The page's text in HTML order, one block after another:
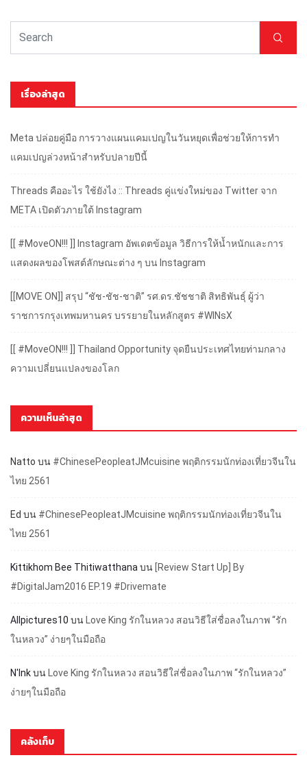
เรื่องล่าสุด
Meta ปล่อยคู่มือ การวางแผนแคมเปญในวันหยุดเพื่อช่วยให้การทำ
แคมเปญล่วงหน้าสำหรับปลายปีนี้
Threads คืออะไร ใช้ยังไง :: Threads คู่แข่งใหม่ของ Twitter จาก
META เปิดตัวภายใต้ Instagram
[[ #MoveON!!! ]] Instagram อัพเดตข้อมูล วิธีการให้น้ำหนักและการ
แสดงผลของโพสต์ลักษณะต่าง ๆ บน Instagram
[[MOVE ON]] สรุป “ชัช-ชัช-ชาติ” รศ.ดร.ชัชชาติ สิทธิพันธุ์ ผู้ว่า
ราชการกรุงเทพมหานคร บรรยายในหลักสูตร #WINsX
[[ #MoveON!!! ]] Thailand Opportunity จุดยืนประเทศไทยท่ามกลาง
ความเปลี่ยนแปลงของโลก
ความเห็นล่าสุด
Natto บน #ChinesePeopleatJMcuisine พฤติกรรมนักท่องเที่ยวจีนใน
ไทย 2561
Ed บน #ChinesePeopleatJMcuisine พฤติกรรมนักท่องเที่ยวจีนใน
ไทย 2561
Kittikhom Bee Thitiwatthana บน [Review Start Up] By
#DigitalJam2016 EP.19 #Drivemate
Allpictures10 บน
Love King รักในหลวง สอนวิธีใส่ชื่อลงในภาพ “รัก
ในหลวง” ง่ายๆในมือถือ
N'Inkบน
Love King รักในหลวง สอนวิธีใส่ชื่อลงในภาพ “รักในหลวง”
ง่ายๆในมือถือ
คลังเก็บ